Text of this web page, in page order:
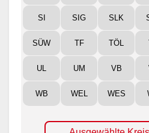
SI SIG SLK
SÜW TF TÖL
UL UM VB
WB WEL WES